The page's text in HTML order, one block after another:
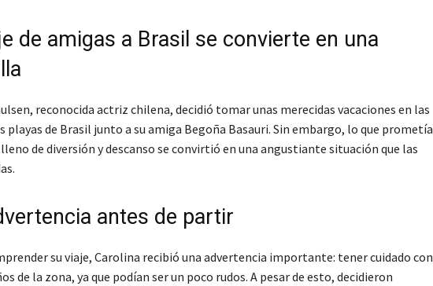
de amigas a Brasil se convierte en una
reconocida actriz chilena, decidió tomar unas merecidas vacaciones en las
playas de Brasil junto a su amiga Begoña Basauri. Sin embargo, lo que prometía
de diversión y descanso se convirtió en una angustiante situación que las
antes de partir
su viaje, Carolina recibió una advertencia importante: tener cuidado con
de la zona, ya que podían ser un poco rudos. A pesar de esto, decidieron